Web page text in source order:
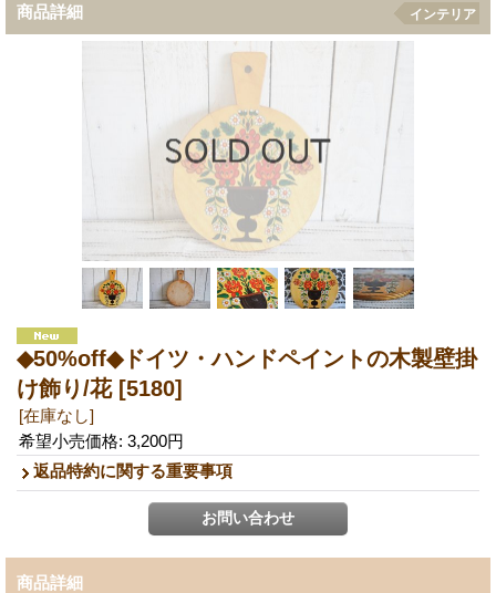
商品詳細 インテリア
◆50%off◆ドイツ・ハンドペイントの木製壁掛
け飾り/花 [5180]
[在庫なし]
希望小売価格: 3,200円
返品特約に関する重要事項
商品詳細